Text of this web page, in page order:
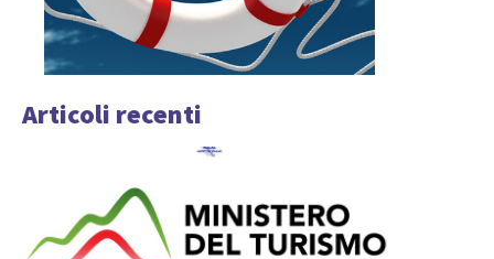
Articoli recenti